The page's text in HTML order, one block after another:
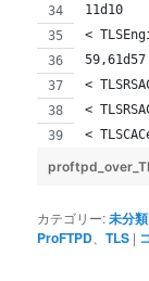
11d10
<
59,61d57
<
<
<
カテゴリー:未分類
ProFTPD 、TLS |